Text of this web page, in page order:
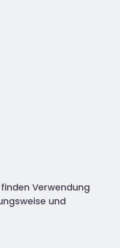
Verwendung
und